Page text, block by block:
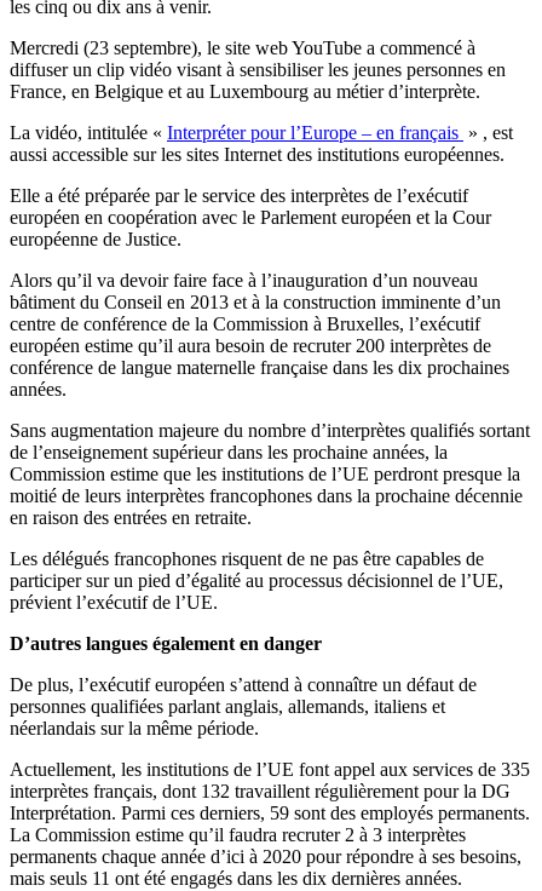
les cinq ou dix ans à venir.
Mercredi (23 septembre), le site web YouTube a commencé à
diffuser un clip vidéo visant à sensibiliser les jeunes personnes en
France, en Belgique et au Luxembourg au métier d’interprète.
La vidéo, intitulée « Interpréter pour l’Europe – en français » , est
aussi accessible sur les sites Internet des institutions européennes.
Elle a été préparée par le service des interprètes de l’exécutif
européen en coopération avec le Parlement européen et la Cour
européenne de Justice.
Alors qu’il va devoir faire face à l’inauguration d’un nouveau
bâtiment du Conseil en 2013 et à la construction imminente d’un
centre de conférence de la Commission à Bruxelles, l’exécutif
européen estime qu’il aura besoin de recruter 200 interprètes de
conférence de langue maternelle française dans les dix prochaines
années.
Sans augmentation majeure du nombre d’interprètes qualifiés sortant
de l’enseignement supérieur dans les prochaine années, la
Commission estime que les institutions de l’UE perdront presque la
moitié de leurs interprètes francophones dans la prochaine décennie
en raison des entrées en retraite.
Les délégués francophones risquent de ne pas être capables de
participer sur un pied d’égalité au processus décisionnel de l’UE,
prévient l’exécutif de l’UE.
D’autres langues également en danger
De plus, l’exécutif européen s’attend à connaître un défaut de
personnes qualifiées parlant anglais, allemands, italiens et
néerlandais sur la même période.
Actuellement, les institutions de l’UE font appel aux services de 335
interprètes français, dont 132 travaillent régulièrement pour la DG
Interprétation. Parmi ces derniers, 59 sont des employés permanents.
La Commission estime qu’il faudra recruter 2 à 3 interprètes
permanents chaque année d’ici à 2020 pour répondre à ses besoins,
mais seuls 11 ont été engagés dans les dix dernières années.